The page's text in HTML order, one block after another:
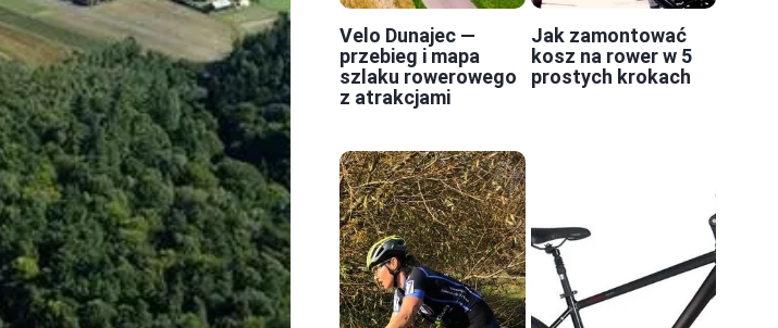
Velo Dunajec —
przebieg i mapa
szlaku rowerowego
z atrakcjami
Jak zamontować
kosz na rower w 5
prostych krokach